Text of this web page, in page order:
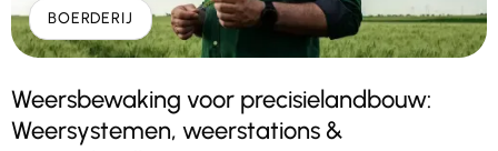
BOERDERIJ
Weersbewaking voor precisielandbouw:
Weersystemen, weerstations &